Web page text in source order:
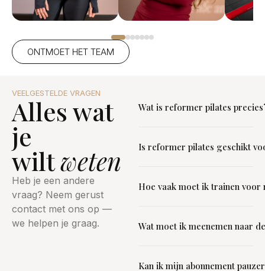
ONTMOET HET TEAM
VEELGESTELDE VRAGEN
Alles wat
je
wiltweten
Heb je een andere
vraag? Neem gerust
contact met ons op —
we helpen je graag.
Wat is reformer pilates
van pilates waarbij je traint
platform met verstelbare
kracht, flexibiliteit en balans
Is reformer pilates geschikt
juist heel geschikt voor
weerstand is volledig
stap voor stap en passen
Hoe vaak moet ik trainen voor
2x per week te trainen voor
verbeteringen in je houding,
Wat moet ik meenemen naar
aansluitende sportkleding.
Kan ik mijn abonnement